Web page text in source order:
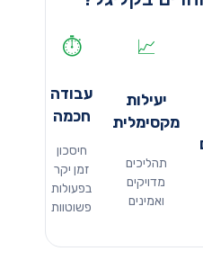
📈
יעילות
מקסימלית
תהליכים
מדויקים
ואמינים
⏱️
עבודה
חכמה
חיסכון
זמן יקר
בפעולות
פשוטוות